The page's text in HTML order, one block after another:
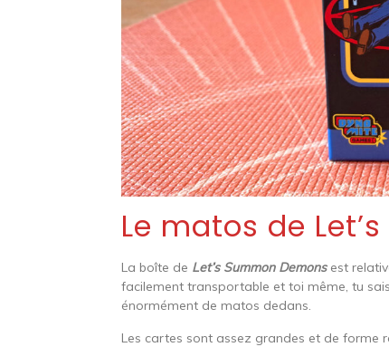
Le matos de
La boîte de Let’s Summon Demonsest
facilement transportable et toi même, tu sais
énormément de matos dedans.
Les cartes sont assez grandes et de forme